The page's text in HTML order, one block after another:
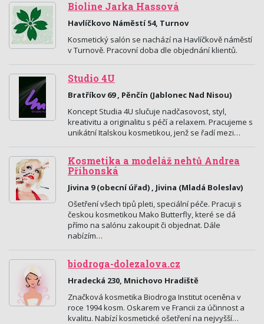
Bioline Jarka Hassová
Havlíčkovo Náměstí 54, Turnov
Kosmetický salón se nachází na Havlíčkově náměstí
v Turnově. Pracovní doba dle objednání klientů.
Studio 4U
Bratříkov 69 , Pěnčín (Jablonec Nad Nisou)
Koncept Studia 4U slučuje nadčasovost, styl,
kreativitu a originalitu s péčí a relaxem. Pracujeme s
unikátní Italskou kosmetikou, jenž se řadí mezi…
Kosmetika a modeláž nehtů Andrea
Příhonská
Jivina 9 (obecní úřad) , Jivina (Mladá Boleslav)
Ošetření všech tipů pleti, speciální péče. Pracuji s
českou kosmetikou Mako Butterfly, které se dá
přímo na salónu zakoupit či objednat. Dále
nabízím…
biodroga-dolezalova.cz
Hradecká 230, Mnichovo Hradiště
Značková kosmetika Biodroga Institut oceněna v
roce 1994 kosm. Oskarem ve Francii za účinnost a
kvalitu. Nabízí kosmetické ošetření na nejvyšší…